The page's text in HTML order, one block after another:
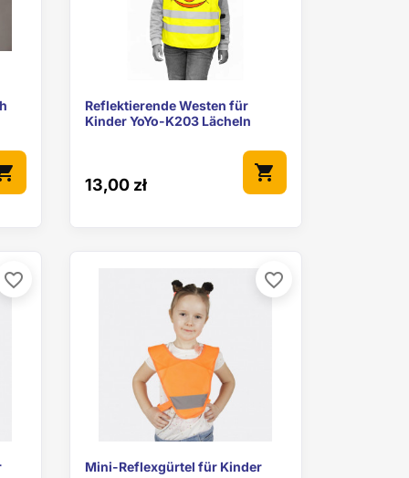
Vorschau
Reflektierende Westen für
Kinder YoYo-K203 Lächeln
13,00 zł
shopping_cart
favorite_border
Vorschau
Mini-Reflexgürtel für Kinder
favorite_border